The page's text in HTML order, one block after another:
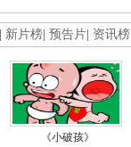
新片榜 预告片 资讯榜
《小破孩》